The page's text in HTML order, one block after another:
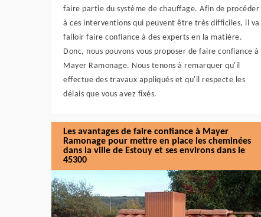
faire partie du système de chauffage. Afin de procéder
à ces interventions qui peuvent être très difficiles, il va
falloir faire confiance à des experts en la matière.
Donc, nous pouvons vous proposer de faire confiance à
Mayer Ramonage. Nous tenons à remarquer qu'il
effectue des travaux appliqués et qu'il respecte les
délais que vous avez fixés.
Les avantages de faire confiance à Mayer
Ramonage pour mettre en place les cheminées
dans la ville de Estouy et ses environs dans le
45300